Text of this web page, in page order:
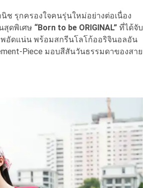
ช รุกครองใจคนรุ่นใหม่อย่างต่อเนื่อง
สุดพิเศษ “Born to be ORIGINAL” ที่ได้จับ
อัดแน่น พร้อมสกรีนโลโก้ออริจินอลอัน
Piece มอบสีสันวันธรรมดาของสาย